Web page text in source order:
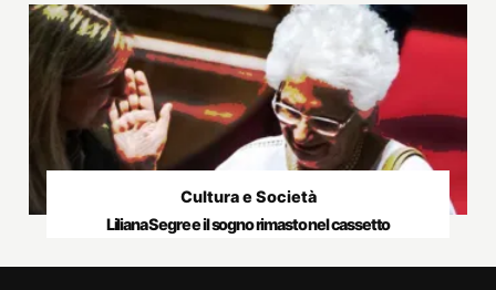
Cultura e Società
Liliana Segre e il sogno rimasto nel cassetto